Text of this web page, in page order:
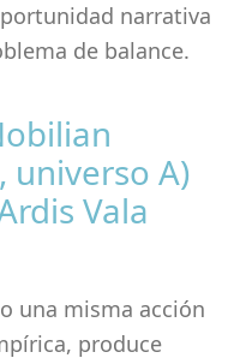
narrativa
de balance.
universo A)
Vala
una misma acción
produce